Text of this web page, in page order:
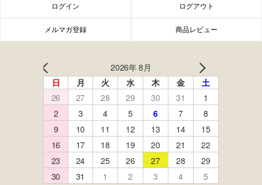
ログイン ログアウト
メルマガ登録 商品レビュー